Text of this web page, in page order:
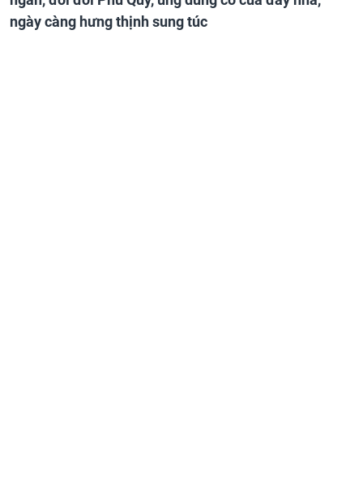
ngày càng hưng thịnh sung túc